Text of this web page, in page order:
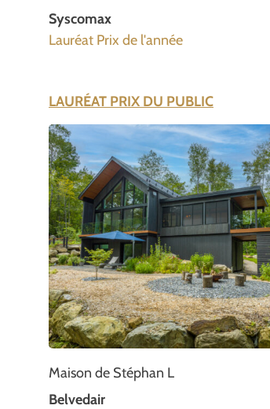
Syscomax
Lauréat Prix de l'année
LAURÉAT PRIX DU PUBLIC
Maison de Stéphan L
Belvedair